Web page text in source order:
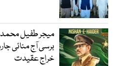
برسی آج منائی
خراج عقیدت